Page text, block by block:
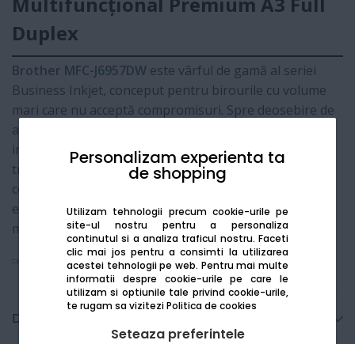
Personalizam experienta ta
de shopping
Utilizam tehnologii precum cookie-urile pe
site-ul nostru pentru a personaliza
continutul si a analiza traficul nostru. Faceti
clic mai jos pentru a consimti la utilizarea
acestei tehnologii pe web. Pentru mai multe
informatii despre cookie-urile pe care le
utilizam si optiunile tale privind cookie-urile,
te rugam sa viziteziPolitica de cookies
Seteaza preferintele
Duplex
Brother MFC-J6957DW este vârful de gamă al seriei
Business Inkjet, conceput pentru birourile cu volume
mari care nu acceptă compromisuri. Spre deosebire de
alte modele, acesta oferă
imprimare, scanare, copiere și fax în format mare. Cu
trei tăvi de hârtie pentru o capacitate totală de 750 de
coli și tehnologia de ultimă oră
echipament redefinește eficiența și durabilitatea în
mediul corporate.
Vezi mai mult
Detalii tehnice